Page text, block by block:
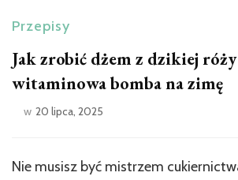
Przepisy
Jak zrobić dżem z dzikiej
witaminowa bomba na zimę
w 20 lipca, 2025
Nie musisz być mistrzem